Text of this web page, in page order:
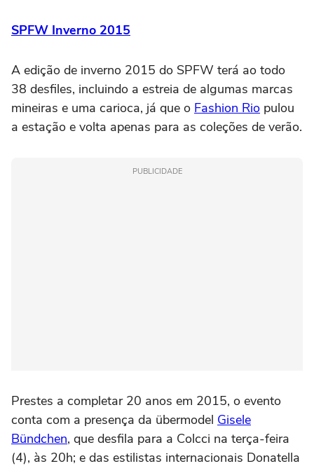
SPFW Inverno 2015
A edição de inverno 2015 do SPFW terá ao todo
38 desfiles, incluindo a estreia de algumas marcas
mineiras e uma carioca, já que o Fashion Rio pulou
a estação e volta apenas para as coleções de verão.
PUBLICIDADE
Prestes a completar 20 anos em 2015, o evento
conta com a presença da übermodel Gisele
Bündchen, que desfila para a Colcci na terça-feira
(4), às 20h; e das estilistas internacionais Donatella